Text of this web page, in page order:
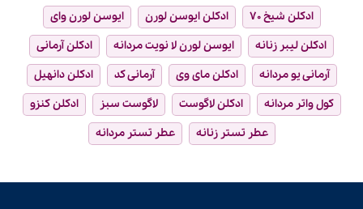
ادکلن شیخ ۷۰
ادکلن ایوسن لورن
ایوسن لورن وای
ادکلن لیبر زنانه
ایوسن لورن لا نویت مردانه
ادکلن آرمانی
آرمانی یو مردانه
ادکلن مای وی آرمانی کد
ادکلن دانهیل
کول واتر مردانه
ادکلن لاگوست لاگوست سبز
ادکلن کنزو
عطر تستر زنانه
عطر تستر مردانه